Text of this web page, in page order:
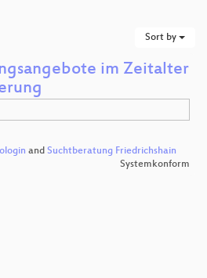
Sort by
im Zeitalter
and Suchtberatung Friedrichshain
Systemkonform